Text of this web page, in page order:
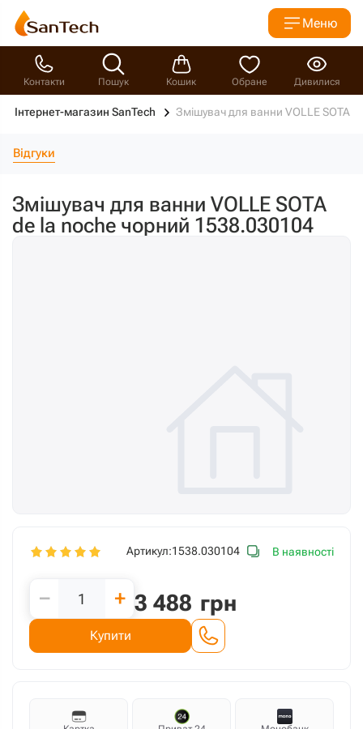
Меню
Контакти Пошук Кошик Обране Дивилися
Інтернет-магазин SanTech Змішувач для ванни VOLLE SOTA
Відгуки
Змішувач для ванни VOLLE SOTA
de la noche чорний 1538.030104
Артикул:1538.030104 В наявності
− + 3 488 грн
Купити